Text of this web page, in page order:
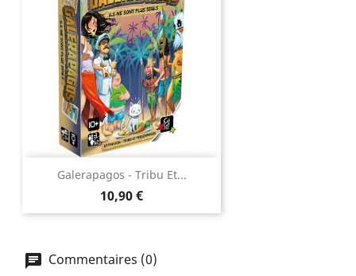
Galerapagos - Tribu Et...
Prix
10,90 €
Commentaires (0)